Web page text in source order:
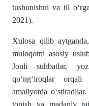
tushunishni va til
2021).
Xulosa qilib
muloqotni asosiy
Jonli suhbatlar,
qo‘ng‘iroqlar
amaliyotda